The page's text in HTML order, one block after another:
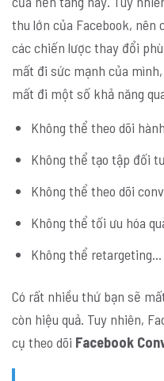
thu lớn của Facebook, nên
các chiến lược thay đổi
mất đi sức mạnh của
mất đi một số khả năng
Không thể theo dõi
Không thể tạo tập đối
Không thể theo dõi
Không thể tối ưu hóa
Không thể retargeting…
Có rất nhiều thứ bạn sẽ
còn hiệu quả. Tuy nhiên,
cụ theo dõi Facebook